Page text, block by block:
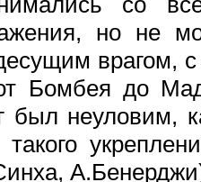
но не
врагом,
Бомбея до
был неуловим,
такого